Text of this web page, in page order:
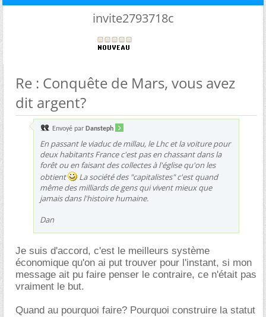
invite2793718c
Re : Conquête de Mars, vous avez
dit argent?
Envoyé par Dansteph
En passant le viaduc de millau, le Lhc et la voiture pour
deux habitants France c'est pas en chassant dans la
forêt ou en faisant des collectes à l'église qu'on les
obtient
La société des "capitalistes" c'est quand
même des milliards de gens qui vivent mieux que
jamais dans l'histoire humaine.
Dan
Je suis d'accord, c'est le meilleurs système
économique qu'on ai put trouver pour l'instant, si mon
message ait pu faire penser le contraire, ce n'était pas
vraiment le but.
Quand au pourquoi faire? Pourquoi construire la statut